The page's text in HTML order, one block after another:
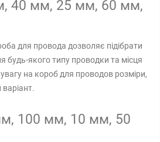
40 мм, 25 мм, 60 мм,
для провода дозволяє підібрати
будь-якого типу проводки та місця
на короб для проводов розміри,
100 мм, 10 мм, 50